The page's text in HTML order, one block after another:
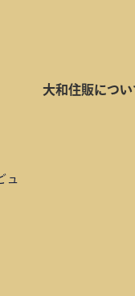
ュ
大和住販につい